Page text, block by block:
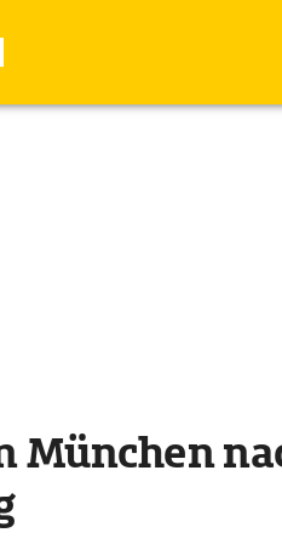
München